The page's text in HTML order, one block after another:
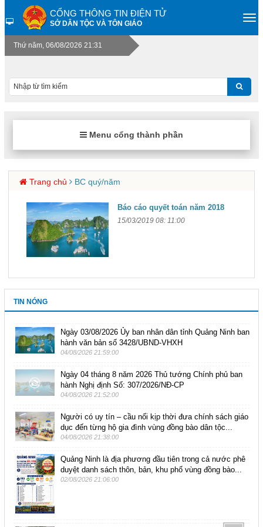
CỔNG THÔNG TIN ĐIỆN TỬ
SỞ DÂN TỘC VÀ TÔN GIÁO
Thứ năm, 06/08/2026 21:31
Menu cổng thành phần
Trang chủ BC quý/năm
Báo cáo quyết toán năm 2018
15/03/2019 08: 11:00
TIN NÓNG
Ngày 03/08/2026 Ủy ban nhân dân tỉnh Quảng Ninh ban
hành văn bản số 3428/UBND-VHXH
04/08/2026 21:59:00
Ngày 04 tháng 8 năm 2026 Thủ tướng Chính phủ ban
hành Nghị định Số: 307/2026/NĐ-CP
04/08/2026 21:52:00
Người có uy tín – cầu nối kịp thời đưa chính sách giáo
dục đến từng hộ gia đình vùng đồng bào dân tộc...
04/08/2026 21:38:00
Quảng Ninh là địa phương đầu tiên trong cả nước phê
duyệt danh sách thôn, bản, khu phố vùng đồng bào...
02/08/2026 21:06:00